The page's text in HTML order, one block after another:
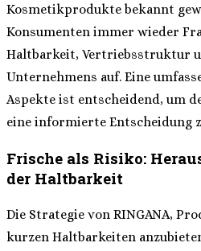
Kosmetikprodukte bekannt
Konsumenten immer wieder
Haltbarkeit, Vertriebsstruktur
Unternehmens auf. Eine
Aspekte ist entscheidend, um
eine informierte Entscheidung
Frische als Risiko:
der Haltbarkeit
Die Strategie von RINGANA,
kurzen Haltbarkeiten